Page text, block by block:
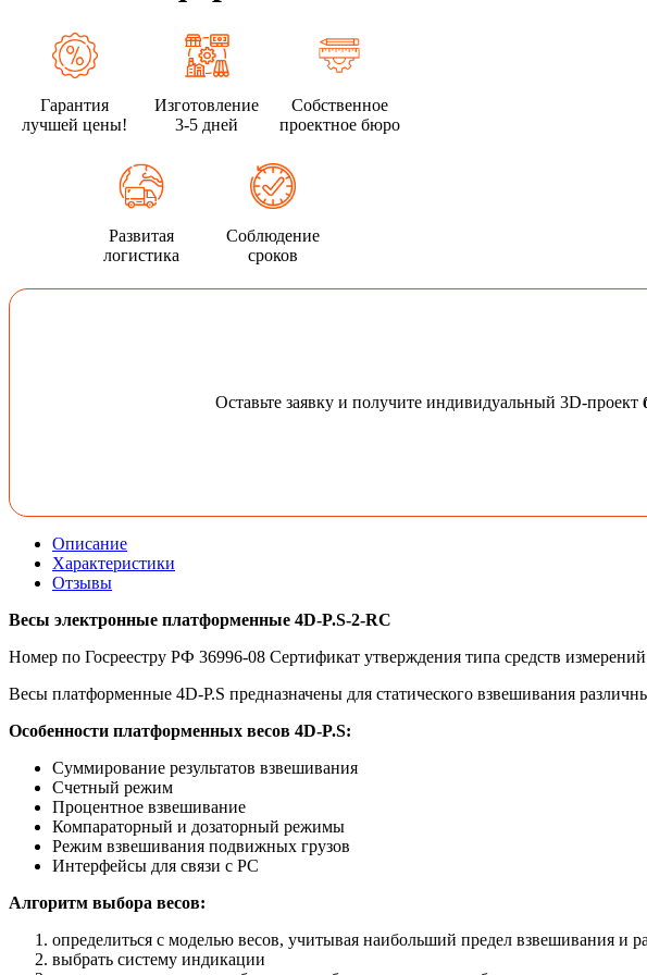
Гарантия
лучшей цены!
Изготовление
3-5 дней
Собственное
проектное бюро
Развитая
логистика
Соблюдение
сроков
Оставьте заявку и получите индивидуальный 3D-проект
Описание
Характеристики
Отзывы
Весы электронные платформенные 4D-P.S-2-RС
Номер по Госреестру РФ 36996-08 Cертификат утверждения типа средств
Весы платформенные 4D-P.S предназначены для статического взвешивания
Особенности платформенных весов 4D-P.S:
Суммирование результатов взвешивания
Счетный режим
Процентное взвешивание
Компараторный и дозаторный режимы
Режим взвешивания подвижных грузов
Интерфейсы для связи с PC
Алгоритм выбора весов:
определиться с моделью весов, учитывая наибольший предел взвешивания и
выбрать систему индикации